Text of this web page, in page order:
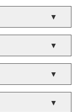
▼
▼
▼
▼